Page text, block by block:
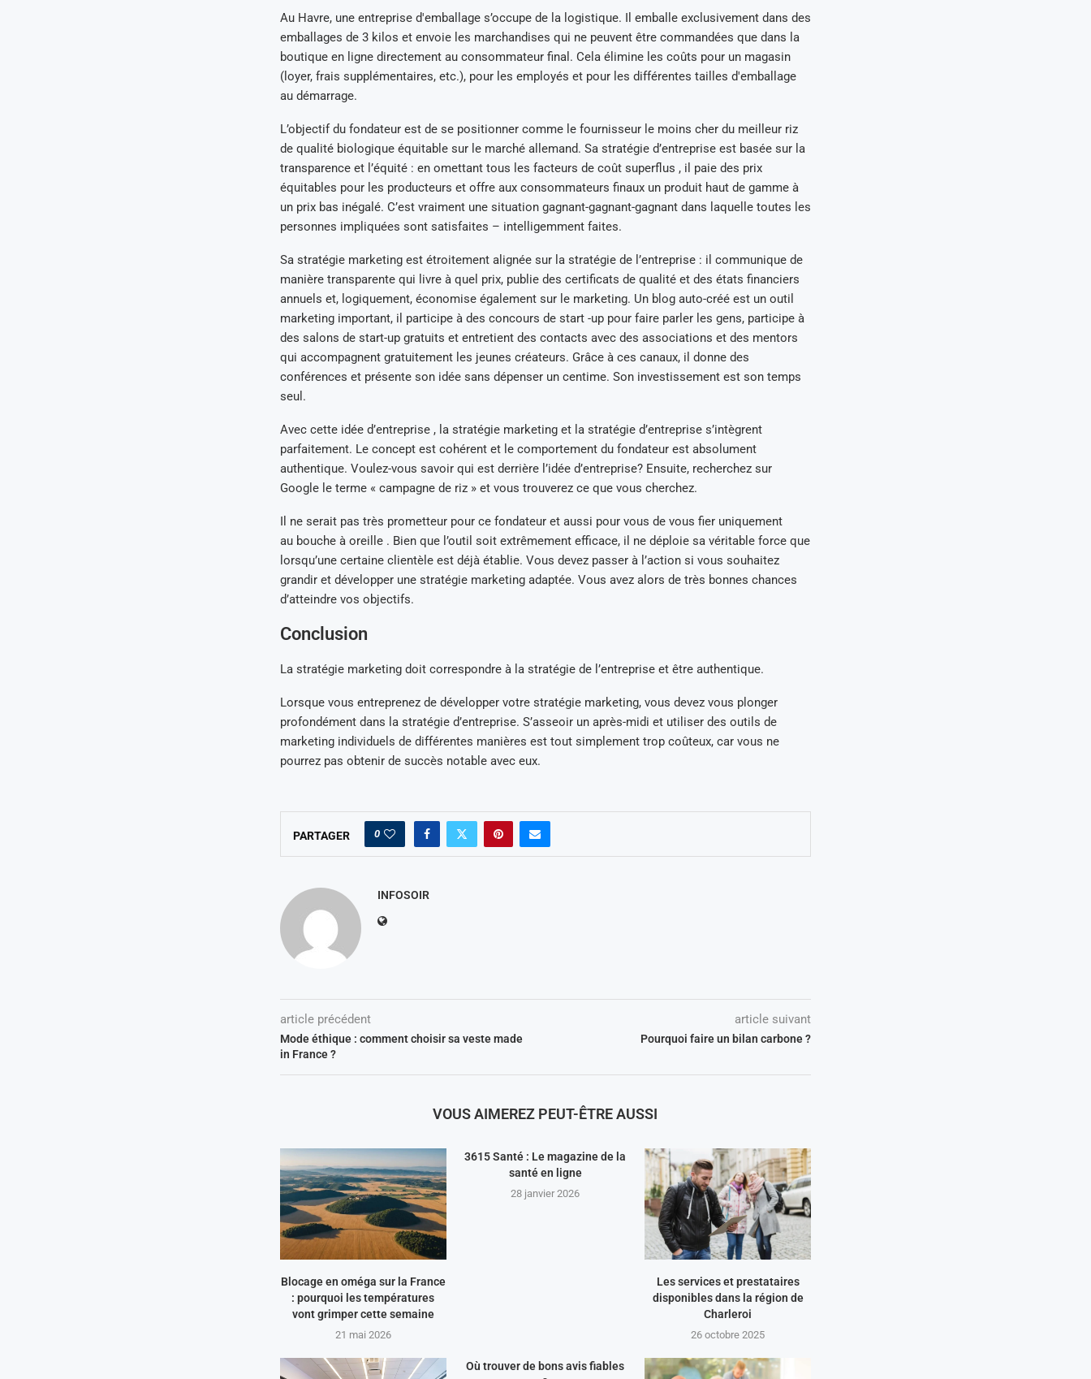
Au Havre, une entreprise d'emballage s’occupe de la logistique. Il emballe exclusivement dans des
emballages de 3 kilos et envoie les marchandises qui ne peuvent être commandées que dans la
boutique en ligne directement au consommateur final. Cela élimine les coûts pour un magasin
(loyer, frais supplémentaires, etc.), pour les employés et pour les différentes tailles d'emballage
au démarrage.
L’objectif du fondateur est de se positionner comme le fournisseur le moins cher du meilleur riz
de qualité biologique équitable sur le marché allemand. Sa stratégie d’entreprise est basée sur la
transparence et l’équité : en omettant tous les facteurs de coût superflus , il paie des prix
équitables pour les producteurs et offre aux consommateurs finaux un produit haut de gamme à
un prix bas inégalé. C’est vraiment une situation gagnant-gagnant-gagnant dans laquelle toutes les
personnes impliquées sont satisfaites – intelligemment faites.
Sa stratégie marketing est étroitement alignée sur la stratégie de l’entreprise : il communique de
manière transparente qui livre à quel prix, publie des certificats de qualité et des états financiers
annuels et, logiquement, économise également sur le marketing. Un blog auto-créé est un outil
marketing important, il participe à des concours de start -up pour faire parler les gens, participe à
des salons de start-up gratuits et entretient des contacts avec des associations et des mentors
qui accompagnent gratuitement les jeunes créateurs. Grâce à ces canaux, il donne des
conférences et présente son idée sans dépenser un centime. Son investissement est son temps
seul.
Avec cette idée d’entreprise , la stratégie marketing et la stratégie d’entreprise s’intègrent
parfaitement. Le concept est cohérent et le comportement du fondateur est absolument
authentique. Voulez-vous savoir qui est derrière l’idée d’entreprise? Ensuite, recherchez sur
Google le terme « campagne de riz » et vous trouverez ce que vous cherchez.
Il ne serait pas très prometteur pour ce fondateur et aussi pour vous de vous fier uniquement
au bouche à oreille . Bien que l’outil soit extrêmement efficace, il ne déploie sa véritable force que
lorsqu’une certaine clientèle est déjà établie. Vous devez passer à l’action si vous souhaitez
grandir et développer une stratégie marketing adaptée. Vous avez alors de très bonnes chances
d’atteindre vos objectifs.
Conclusion
La stratégie marketing doit correspondre à la stratégie de l’entreprise et être authentique.
Lorsque vous entreprenez de développer votre stratégie marketing, vous devez vous plonger
profondément dans la stratégie d’entreprise. S’asseoir un après-midi et utiliser des outils de
marketing individuels de différentes manières est tout simplement trop coûteux, car vous ne
pourrez pas obtenir de succès notable avec eux.
PARTAGER 0
INFOSOIR
article précédent
Mode éthique : comment choisir sa veste made
in France ?
article suivant
Pourquoi faire un bilan carbone ?
VOUS AIMEREZ PEUT-ÊTRE AUSSI
Blocage en oméga sur la France
: pourquoi les températures
vont grimper cette semaine
21 mai 2026
3615 Santé : Le magazine de la
santé en ligne
28 janvier 2026
Les services et prestataires
disponibles dans la région de
Charleroi
26 octobre 2025
Où trouver de bons avis fiables